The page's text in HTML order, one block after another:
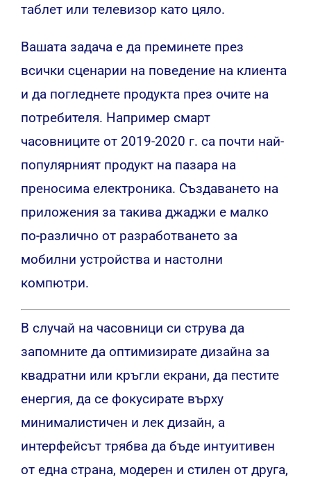
таблет или телевизор като цяло.
Вашата задача е да преминете през
всички сценарии на поведение на клиента
и да погледнете продукта през очите на
потребителя. Например смарт
часовниците от 2019-2020 г. са почти най-
популярният продукт на пазара на
преносима електроника. Създаването на
приложения за такива джаджи е малко
по-различно от разработването за
мобилни устройства и настолни
компютри.
В случай на часовници си струва да
запомните да оптимизирате дизайна за
квадратни или кръгли екрани, да пестите
енергия, да се фокусирате върху
минималистичен и лек дизайн, а
интерфейсът трябва да бъде интуитивен
от една страна, модерен и стилен от друга,